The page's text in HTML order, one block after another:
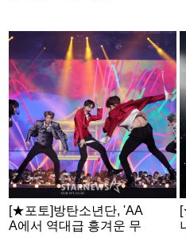
[★포토]방탄소년단, 'AA
A에서 역대급 흥겨운 무